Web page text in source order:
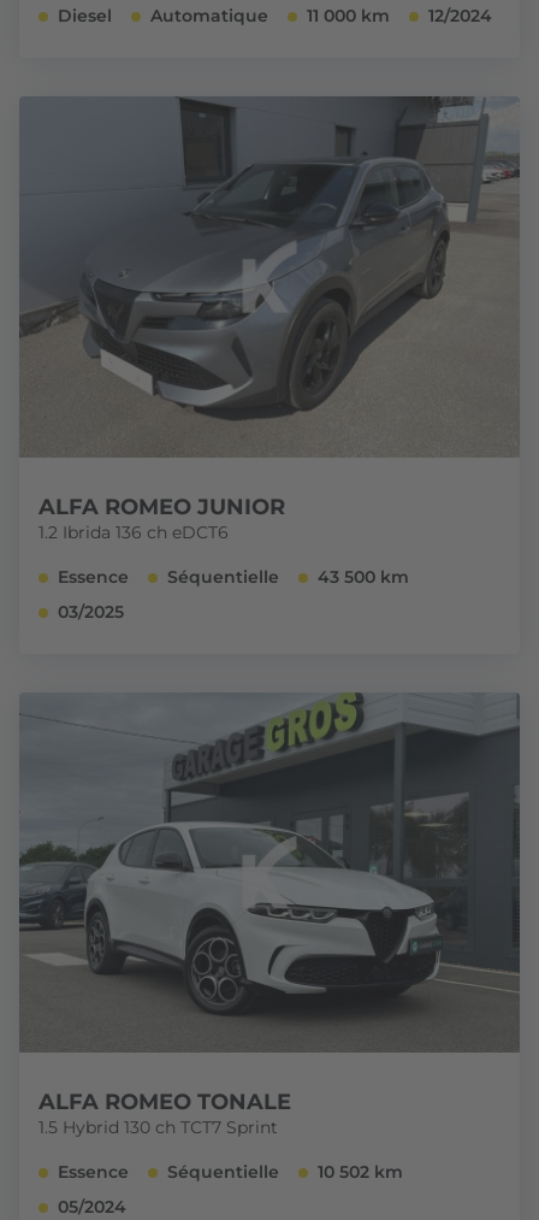
Diesel Automatique 11 000 km 12/2024
ALFA ROMEO JUNIOR
1.2 Ibrida 136 ch eDCT6
Essence Séquentielle
43 500 km
03/2025
ALFA ROMEO TONALE
1.5 Hybrid 130 ch TCT7 Sprint
Essence Séquentielle
10 502 km
05/2024